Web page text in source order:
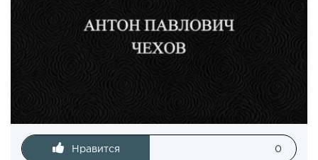
Нравится 0